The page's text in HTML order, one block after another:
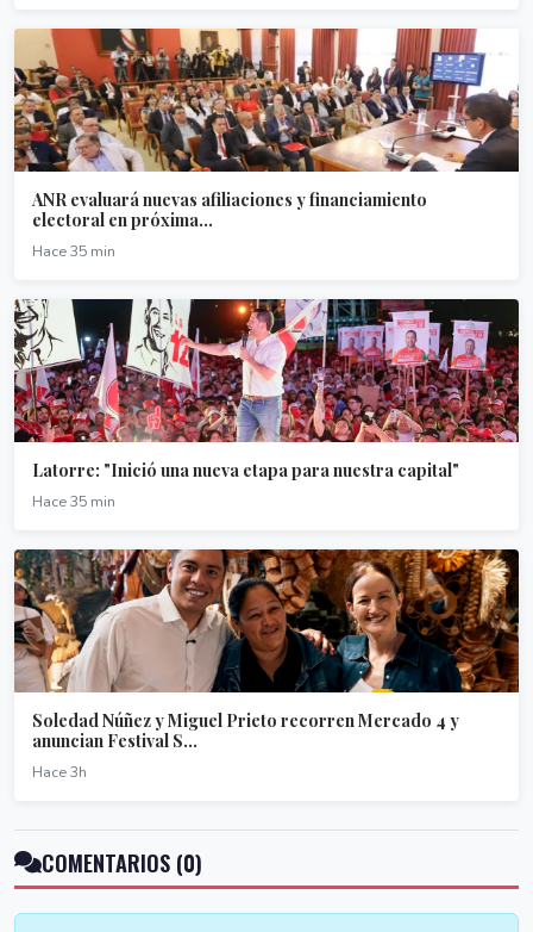
ANR evaluará nuevas afiliaciones y financiamiento
electoral en próxima...
Hace 35 min
Latorre: "Inició una nueva etapa para nuestra capital"
Hace 35 min
Soledad Núñez y Miguel Prieto recorren Mercado 4 y
anuncian Festival S...
Hace 3h
COMENTARIOS (0)